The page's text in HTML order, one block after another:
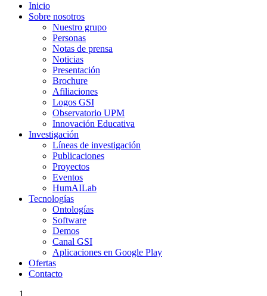
Inicio
Sobre nosotros
Nuestro grupo
Personas
Notas de prensa
Noticias
Presentación
Brochure
Afiliaciones
Logos GSI
Observatorio UPM
Innovación Educativa
Investigación
Líneas de investigación
Publicaciones
Proyectos
Eventos
HumAILab
Tecnologías
Ontologías
Software
Demos
Canal GSI
Aplicaciones en Google Play
Ofertas
Contacto